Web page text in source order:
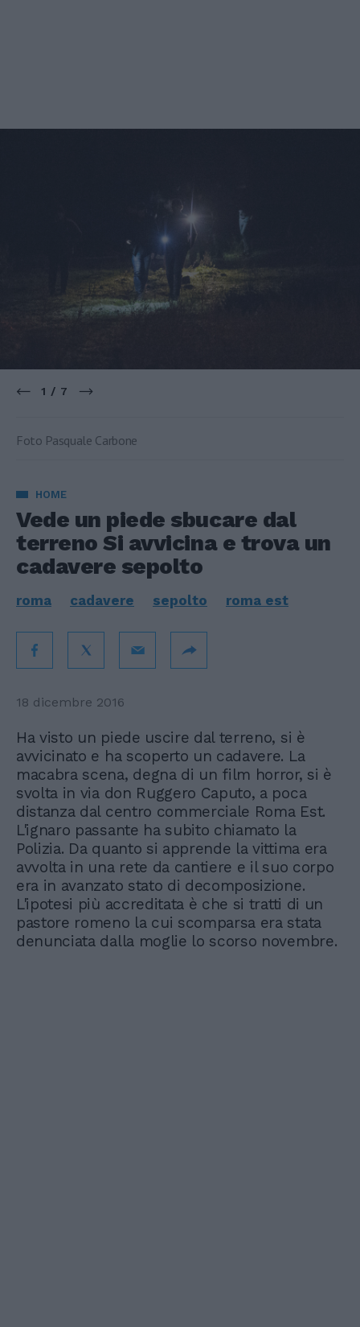
Foto Pasquale Carbone
1 / 7
HOME
Vede un piede sbucare dal
terreno Si avvicina e trova un
cadavere sepolto
roma cadavere sepolto roma est
18 dicembre 2016
Ha visto un piede uscire dal terreno, si è
avvicinato e ha scoperto un cadavere. La
macabra scena, degna di un film horror, si è
svolta in via don Ruggero Caputo, a poca
distanza dal centro commerciale Roma Est.
L'ignaro passante ha subito chiamato la
Polizia. Da quanto si apprende la vittima era
avvolta in una rete da cantiere e il suo corpo
era in avanzato stato di decomposizione.
L'ipotesi più accreditata è che si tratti di un
pastore romeno la cui scomparsa era stata
denunciata dalla moglie lo scorso novembre.